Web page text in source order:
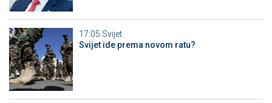
17:05 Svijet
Svijet ide prema novom ratu?